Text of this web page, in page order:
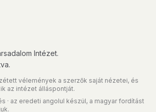
Intézet.
vélemények a szerzők saját nézetei, és
az intézet álláspontját.
· az eredeti angolul készül, a magyar fordítást